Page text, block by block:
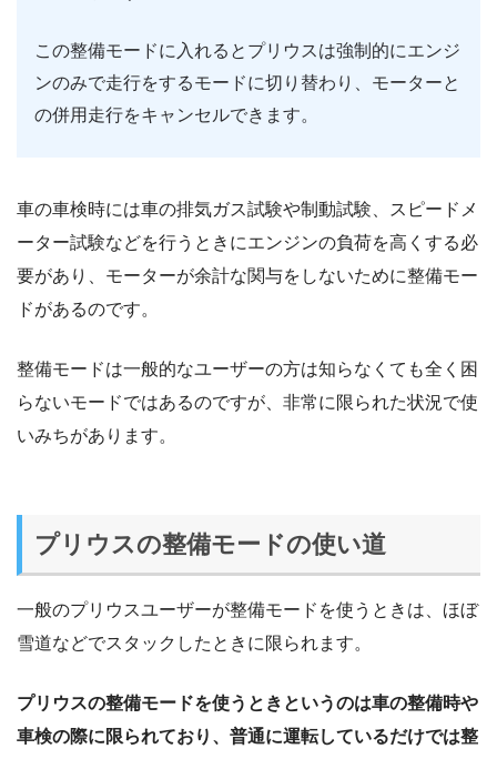
この整備モードに入れるとプリウスは強制的にエンジ
ンのみで走行をするモードに切り替わり、モーターと
の併用走行をキャンセルできます。
車の車検時には車の排気ガス試験や制動試験、スピードメ
ーター試験などを行うときにエンジンの負荷を高くする必
要があり、モーターが余計な関与をしないために整備モー
ドがあるのです。
整備モードは一般的なユーザーの方は知らなくても全く困
らないモードではあるのですが、非常に限られた状況で使
いみちがあります。
プリウスの整備モードの使い道
一般のプリウスユーザーが整備モードを使うときは、ほぼ
雪道などでスタックしたときに限られます。
プリウスの整備モードを使うときというのは車の整備時や
車検の際に限られており、普通に運転しているだけでは整